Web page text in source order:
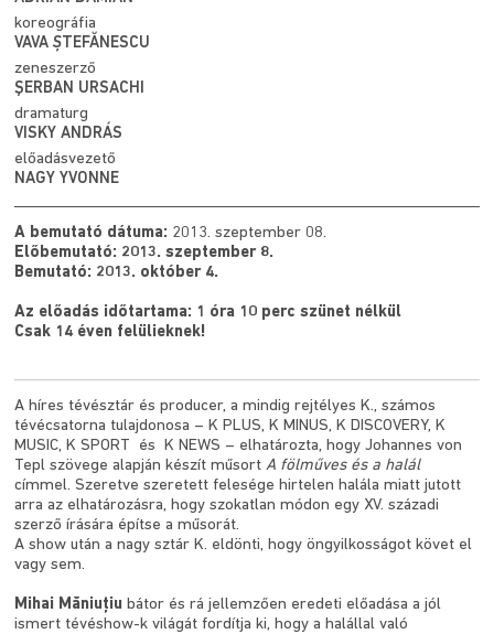
koreográfia
VAVA ȘTEFĂNESCU
zeneszerző
ŞERBAN URSACHI
dramaturg
VISKY ANDRÁS
előadásvezető
NAGY YVONNE
A bemutató dátuma: 2013. szeptember 08.
Előbemutató: 2013. szeptember 8.
Bemutató: 2013. október 4.
Az előadás időtartama: 1 óra 10 perc szünet nélkül
Csak 14 éven felülieknek!
A híres tévésztár és producer, a mindig rejtélyes K., számos
tévécsatorna tulajdonosa – K PLUS, K MINUS, K DISCOVERY, K
MUSIC, K SPORT és K NEWS – elhatározta, hogy Johannes von
Tepl szövege alapján készít műsortA fölműves és a halál
címmel. Szeretve szeretett felesége hirtelen halála miatt jutott
arra az elhatározásra, hogy szokatlan módon egy XV. századi
szerző írására építse a műsorát.
A show után a nagy sztár K. eldönti, hogy öngyilkosságot követ el
vagy sem.
Mihai Măniuțiu bátor és rá jellemzően eredeti előadása a jól
ismert tévéshow-k világát fordítja ki, hogy a halállal való